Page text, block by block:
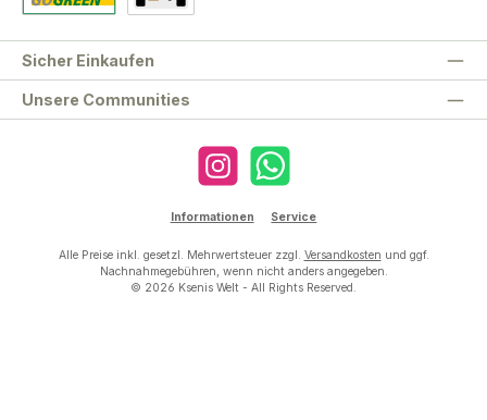
Unsere Communities
Sicher Einkaufen
Instagram WhatsApp
Informationen Service
Alle Preise inkl. gesetzl. Mehrwertsteuer zzgl. Versandkosten und ggf.
Nachnahmegebühren, wenn nicht anders angegeben.
© 2026 Ksenis Welt - All Rights Reserved.